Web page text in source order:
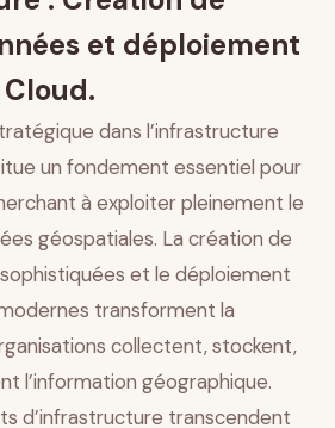
de l’infrastructure
et déploiement
dans l’infrastructure
un fondement essentiel pour
à exploiter pleinement le
géospatiales. La création de
et le déploiement
transforment la
collectent, stockent,
l’information géographique.
d’infrastructure transcendent